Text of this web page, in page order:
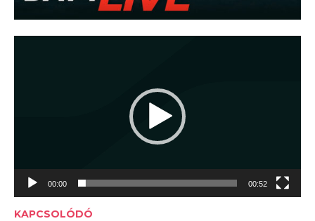
00:00 00:52
KAPCSOLÓDÓ